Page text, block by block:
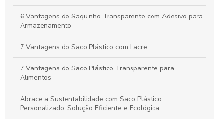
6 Vantagens do Saquinho Transparente com Adesivo para
Armazenamento
7 Vantagens do Saco Plástico com Lacre
7 Vantagens do Saco Plástico Transparente para
Alimentos
Abrace a Sustentabilidade com Saco Plástico
Personalizado: Solução Eficiente e Ecológica